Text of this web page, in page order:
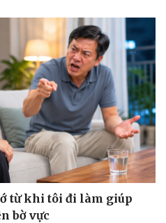
từ khi tôi đi làm giúp
bờ vực